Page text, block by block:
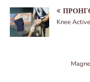
Knee Active